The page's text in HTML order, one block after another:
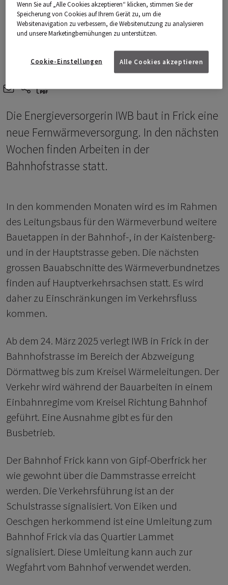
e-mailshare-icons
Die Energieversorgerin IWB baut in Frick eine
neue Fernwärmeversorgung. In den nächsten
Wochen finden Arbeiten in der
Bahnhofstrasse statt.
In den kommenden Monaten wird es im Rahmen
des Leitungsbaus für den Wärmeverbund weitere
Bauetappen in der Bahnhof-, in der Kaistenberg-
und in der Hauptstrasse geben. Die nächsten
grossen Bauabschnitte des Wärmeverbundnetzes
finden auf Hauptverkehrsachsen statt. Es wird
daher zu Einschränkungen im Verkehrsfluss
kommen.
Ab dem 24. März 2025 verlegt IWB in Frick in der
Bahnhofstrasse im Bereich der Abzweigung
Dörmattweg bis zum Kreisel Wärmeleitungen. Der
Verkehr wird während der Bauarbeiten in einem
Einbahnregime vom Kreisel Richtung Bahnhof
geführt. Eine Ausnahme gibt es für den
Busbetrieb.
Der Bahnhof Frick kann von Gipf-Oberfrick her
wie gewohnt über die Dammstrasse erreicht
werden. Die Verkehrsführung ist an der
Schulstrasse signalisiert. Von Eiken und
Oeschgen herkommend ist eine Umleitung zum
Bahnhof Frick via das Quartier Lammet
signalisiert. Diese Umleitung kann auch zur
Wegfahrt vom Bahnhof verwendet werden.
Wenn Sie auf „Alle Cookies akzeptieren“ klicken, stimmen Sie der
Speicherung von Cookies auf Ihrem Gerät zu, um die
Websitenavigation zu verbessern, die Websitenutzung zu analysieren
und unsere Marketingbemühungen zu unterstützen.
Alle Cookies akzeptieren
Cookie-Einstellungen